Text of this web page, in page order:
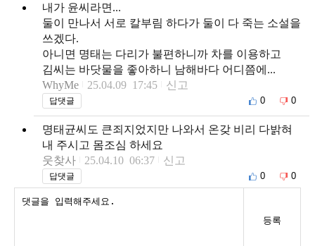
내가 윤씨라면...
둘이 만나서 서로 칼부림 하다가 둘이 다 죽는 소설을
쓰겠다.
아니면 명태는 다리가 불편하니까 차를 이용하고
김씨는 바닷물을 좋아하니 남해바다 어디쯤에...
WhyMe
25.04.09 17:45 신고
답댓글 0 0
명태균씨도 큰죄지었지만 나와서 온갖 비리 다밝혀
내 주시고 몸조심 하세요
웃찾사
25.04.10 06:37 신고
답댓글 0 0
등록